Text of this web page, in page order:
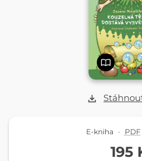
E-kniha · PDF
195